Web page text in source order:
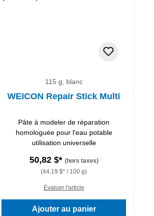
115 g, blanc
WEICON Repair Stick Multi
Pâte à modeler de réparation
homologuée pour l'eau potable
utilisation universelle
50,82 $* (hors taxes)
(44,19 $* / 100 g)
Évaluer l'article
Ajouter au panier